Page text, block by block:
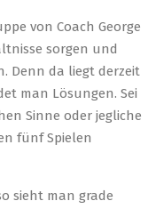
von Coach George
sorgen und
Denn da liegt derzeit
man Lösungen. Sei
Sinne oder jegliche
fünf Spielen
sieht man grade